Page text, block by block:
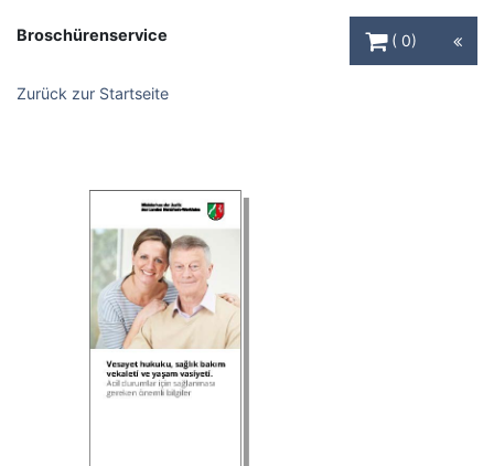
Broschürenservice
0
Zurück zur Startseite